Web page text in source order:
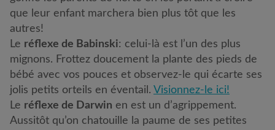
que leur enfant marchera bien plus tôt que les
autres!
Le réflexe de Babinski: celui-là est l’un des plus
mignons. Frottez doucement la plante des pieds de
bébé avec vos pouces et observez-le qui écarte ses
jolis petits orteils en éventail. Visionnez-le ici!
Le réflexe de Darwin en est un d’agrippement.
Aussitôt qu’on chatouille la paume de ses petites